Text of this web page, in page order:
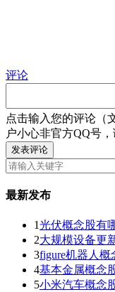
评论
点击输入您的评论（
户小心非官方QQ号，
发表评论
最新发布
1光伏概念股有
2大规模设备更
3figure机器人概
4基本金属概念
5小米汽车概念